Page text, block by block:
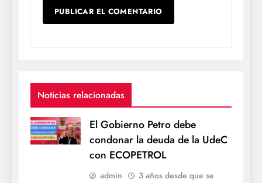
Noticias relacionadas
El Gobierno Petro debe
condonar la deuda de la UdeC
con ECOPETROL
admin
3 años desde que se